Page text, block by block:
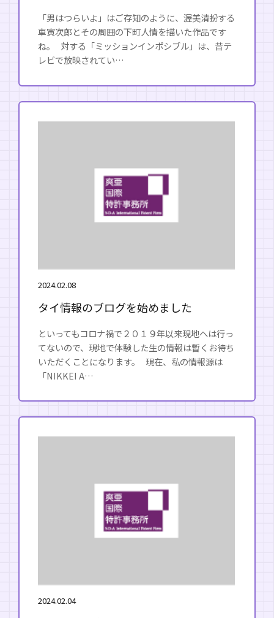
「男はつらいよ」はご存知のように、渥美清扮する
車寅次郎とその周囲の下町人情を描いた作品です
ね。 対する「ミッションインポシブル」は、昔テ
レビで放映されてい…
2024.02.08
タイ情報のブログを始めました
といってもコロナ禍で２０１９年以来現地へは行っ
てないので、現地で体験した生の情報は暫くお待ち
いただくことになります。 現在、私の情報源は
「NIKKEI A…
2024.02.04